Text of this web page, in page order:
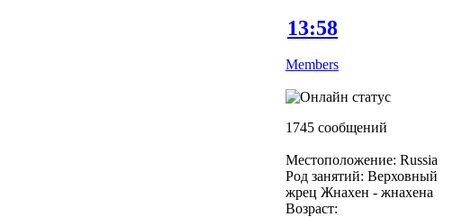
13:58
Members
1745 сообщений
Местоположение: Russia
Род занятий: Верховный
жрец Жнахен - жнахена
Возраст: